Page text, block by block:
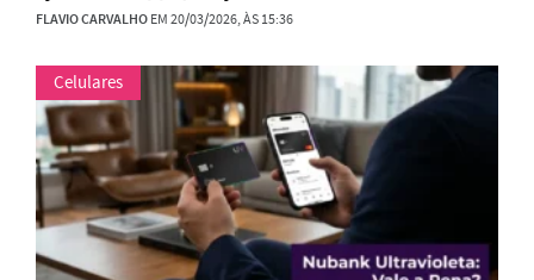
FLAVIO CARVALHOEM 20/03/2026, ÀS 15:36
Celulares